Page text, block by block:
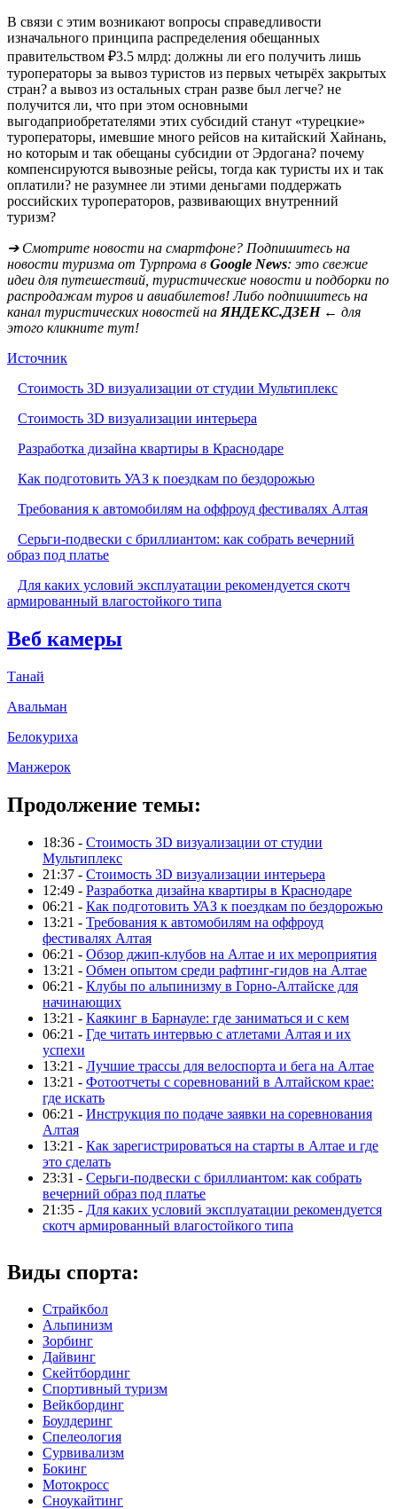
В связи с этим возникают вопросы справедливости
изначального принципа распределения обещанных
правительством ₽3.5 млрд: должны ли его получить лишь
туроператоры за вывоз туристов из первых четырёх закрытых
стран? а вывоз из остальных стран разве был легче? не
получится ли, что при этом основными
выгодаприобретателями этих субсидий станут «турецкие»
туроператоры, имевшие много рейсов на китайский Хайнань,
но которым и так обещаны субсидии от Эрдогана? почему
компенсируются вывозные рейсы, тогда как туристы их и так
оплатили? не разумнее ли этими деньгами поддержать
российских туроператоров, развивающих внутренний
туризм?
➔ Смотрите новости на смартфоне? Подпишитесь на
новости туризма от Турпрома в Google News: это свежие
идеи для путешествий, туристические новости и подборки по
распродажам туров и авиабилетов! Либо подпишитесь на
канал туристических новостей на ЯНДЕКС.ДЗЕН← для
этого кликните тут!
Источник
Стоимость 3D визуализации от студии Мультиплекс
Стоимость 3D визуализации интерьера
Разработка дизайна квартиры в Краснодаре
Как подготовить УАЗ к поездкам по бездорожью
Требования к автомобилям на оффроуд фестивалях Алтая
Серьги-подвески с бриллиантом: как собрать вечерний
образ под платье
Для каких условий эксплуатации рекомендуется скотч
армированный влагостойкого типа
Веб камеры
Танай
Авальман
Белокуриха
Манжерок
Продолжение темы:
18:36 - Стоимость 3D визуализации от студии
Мультиплекс
21:37 - Стоимость 3D визуализации интерьера
12:49 - Разработка дизайна квартиры в Краснодаре
06:21 - Как подготовить УАЗ к поездкам по бездорожью
13:21 - Требования к автомобилям на оффроуд
фестивалях Алтая
06:21 - Обзор джип-клубов на Алтае и их мероприятия
13:21 - Обмен опытом среди рафтинг-гидов на Алтае
06:21 - Клубы по альпинизму в Горно-Алтайске для
начинающих
13:21 - Каякинг в Барнауле: где заниматься и с кем
06:21 - Где читать интервью с атлетами Алтая и их
успехи
13:21 - Лучшие трассы для велоспорта и бега на Алтае
13:21 - Фотоотчеты с соревнований в Алтайском крае:
где искать
06:21 - Инструкция по подаче заявки на соревнования
Алтая
13:21 - Как зарегистрироваться на старты в Алтае и где
это сделать
23:31 - Серьги-подвески с бриллиантом: как собрать
вечерний образ под платье
21:35 - Для каких условий эксплуатации рекомендуется
скотч армированный влагостойкого типа
Виды спорта:
Страйкбол
Альпинизм
Зорбинг
Дайвинг
Скейтбординг
Спортивный туризм‎
Вейкбординг
Боулдеринг
Спелеология
Сурвивализм
Бокинг
Мотокросс
Сноукайтинг